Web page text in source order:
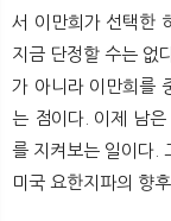
서 이만희가 선택한
지금 단정할 수는 없
가 아니라 이만희를
는 점이다. 이제 남은
를 지켜보는 일이다.
미국 요한지파의 향